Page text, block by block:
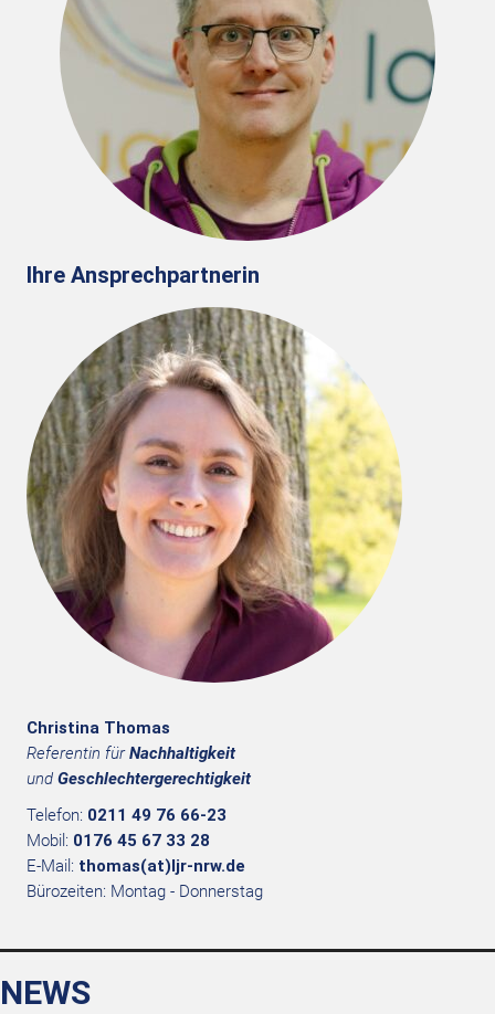
Ihre Ansprechpartnerin
Christina Thomas
Referentin fürNachhaltigkeit
und Geschlechtergerechtigkeit
Telefon: 0211 49 76 66-23
Mobil: 0176 45 67 33 28
E-Mail: thomas(at)ljr-nrw.de
Bürozeiten: Montag - Donnerstag
NEWS